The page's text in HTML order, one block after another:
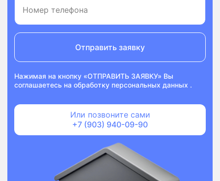
Отправить заявку
Нажимая на кнопку «ОТПРАВИТЬ ЗАЯВКУ» Вы
соглашаетесь на обработку персональных данных .
Или позвоните сами
+7 (903) 940-09-90